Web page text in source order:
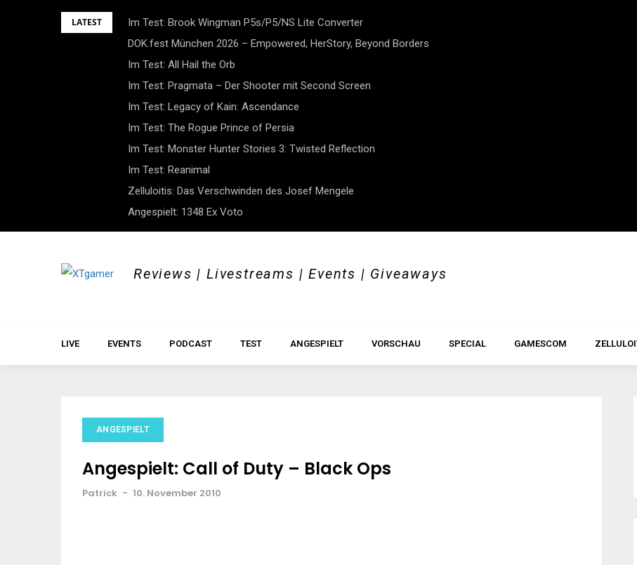
LATEST
Im Test: Brook Wingman P5s/P5/NS Lite Converter
DOK.fest München 2026 – Empowered, HerStory, Beyond Borders
Im Test: All Hail the Orb
Im Test: Pragmata – Der Shooter mit Second Screen
Im Test: Legacy of Kain: Ascendance
Im Test: The Rogue Prince of Persia
Im Test: Monster Hunter Stories 3: Twisted Reflection
Im Test: Reanimal
Zelluloitis: Das Verschwinden des Josef Mengele
Angespielt: 1348 Ex Voto
Reviews | Livestreams | Events | Giveaways
LIVE EVENTS PODCAST TEST ANGESPIELT VORSCHAU SPECIAL GAMESCOM
ANGESPIELT
Angespielt: Call of Duty – Black Ops
Patrick - 10. November 2010